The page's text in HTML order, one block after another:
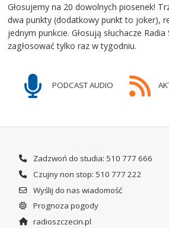
Głosujemy na 20 dowolnych piosenek!
dwa punkty (dodatkowy punkt to joker),
jednym punkcie. Głosują słuchacze
zagłosować tylko raz w tygodniu.
PODCAST AUDIO
Zadzwoń do studia: 510 777 666
Czujny non stop: 510 777 222
Wyślij do nas wiadomość
Prognoza pogody
radioszczecin.pl